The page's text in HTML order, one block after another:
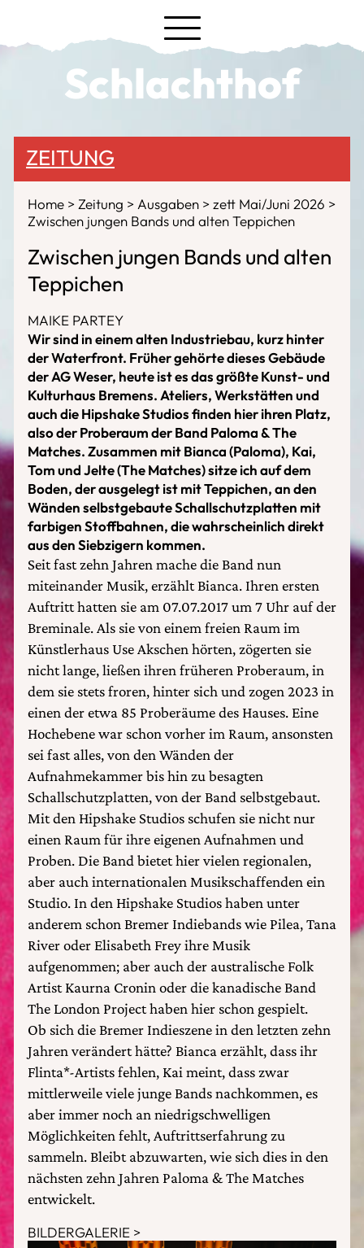
Schlachthof
ZEITUNG
Home Zeitung Ausgaben
zett Mai/Juni 2026
Zwischen jungen Bands und alten Teppichen
Zwischen jungen Bands und alten
Teppichen
MAIKE PARTEY
Wir sind in einem alten Industriebau, kurz hinter
der Waterfront. Früher gehörte dieses Gebäude
der AG Weser, heute ist es das größte Kunst- und
Kulturhaus Bremens. Ateliers, Werkstätten und
auch die Hipshake Studios finden hier ihren Platz,
also der Proberaum der Band Paloma & The
Matches. Zusammen mit Bianca (Paloma), Kai,
Tom und Jelte (The Matches) sitze ich auf dem
Boden, der ausgelegt ist mit Teppichen, an den
Wänden selbstgebaute Schallschutzplatten mit
farbigen Stoffbahnen, die wahrscheinlich direkt
aus den Siebzigern kommen.
Seit fast zehn Jahren mache die Band nun
miteinander Musik, erzählt Bianca. Ihren ersten
Auftritt hatten sie am 07.07.2017 um 7 Uhr auf der
Breminale. Als sie von einem freien Raum im
Künstlerhaus Use Akschen hörten, zögerten sie
nicht lange, ließen ihren früheren Proberaum, in
dem sie stets froren, hinter sich und zogen 2023 in
einen der etwa 85 Proberäume des Hauses. Eine
Hochebene war schon vorher im Raum, ansonsten
sei fast alles, von den Wänden der
Aufnahmekammer bis hin zu besagten
Schallschutzplatten, von der Band selbstgebaut.
Mit den Hipshake Studios schufen sie nicht nur
einen Raum für ihre eigenen Aufnahmen und
Proben. Die Band bietet hier vielen regionalen,
aber auch internationalen Musikschaffenden ein
Studio. In den Hipshake Studios haben unter
anderem schon Bremer Indiebands wie Pilea, Tana
River oder Elisabeth Frey ihre Musik
aufgenommen; aber auch der australische Folk
Artist Kaurna Cronin oder die kanadische Band
The London Project haben hier schon gespielt.
Ob sich die Bremer Indieszene in den letzten zehn
Jahren verändert hätte? Bianca erzählt, dass ihr
Flinta*-Artists fehlen, Kai meint, dass zwar
mittlerweile viele junge Bands nachkommen, es
aber immer noch an niedrigschwelligen
Möglichkeiten fehlt, Auftrittserfahrung zu
sammeln. Bleibt abzuwarten, wie sich dies in den
nächsten zehn Jahren Paloma & The Matches
entwickelt.
BILDERGALERIE